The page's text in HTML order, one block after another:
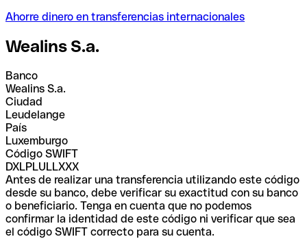
Ahorre dinero en transferencias internacionales
Wealins S.a.
Banco
Wealins S.a.
Ciudad
Leudelange
País
Luxemburgo
Código SWIFT
DXLPLULLXXX
Antes de realizar una transferencia utilizando este código
desde su banco, debe verificar su exactitud con su banco
o beneficiario. Tenga en cuenta que no podemos
confirmar la identidad de este código ni verificar que sea
el código SWIFT correcto para su cuenta.